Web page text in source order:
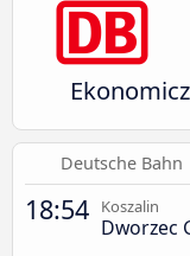
Deutsche Bahn
18:54 Koszalin
Dworzec